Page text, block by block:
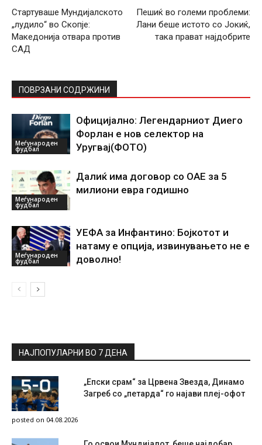
Стартуваше Мундијалското
„лудило“ во Скопје:
Македонија отвара против
САД
Пешиќ во големи проблеми:
Лани беше истото со Јокиќ,
така прават најдобрите
ПОВРЗАНИ СОДРЖИНИ
Меѓународен
фудбал
Официјално: Легендарниот Диего
Форлан е нов селектор на
Уругвај(ФОТО)
Меѓународен
фудбал
Далиќ има договор со ОАЕ за 5
милиони евра годишно
Меѓународен
фудбал
УЕФА за Инфантино: Бојкотот и
натаму е опција, извинувањето не е
доволно!
НАЈПОПУЛАРНИ ВО 7 ДЕНА
„Епски срам“ за Црвена Звезда, Динамо
Загреб со „петарда“ го најави плеј-офот
posted on 04.08.2026